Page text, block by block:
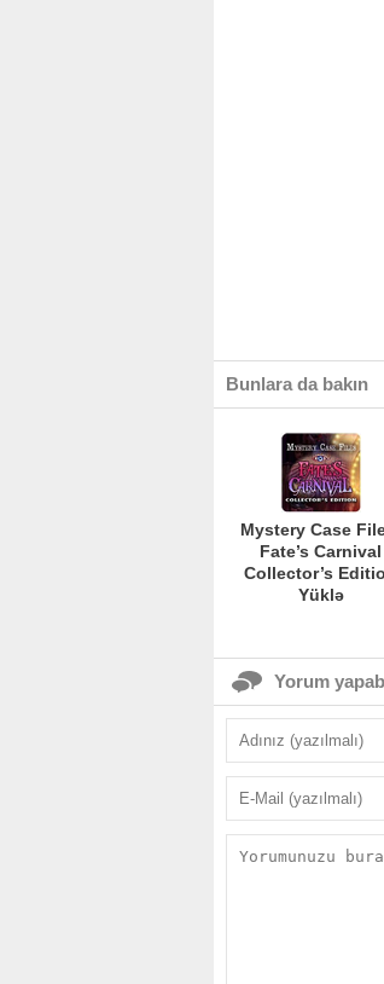
Bunlara da bakın
Mystery Case
Fate’s Carnival
Collector’s
Yüklə
Yorum